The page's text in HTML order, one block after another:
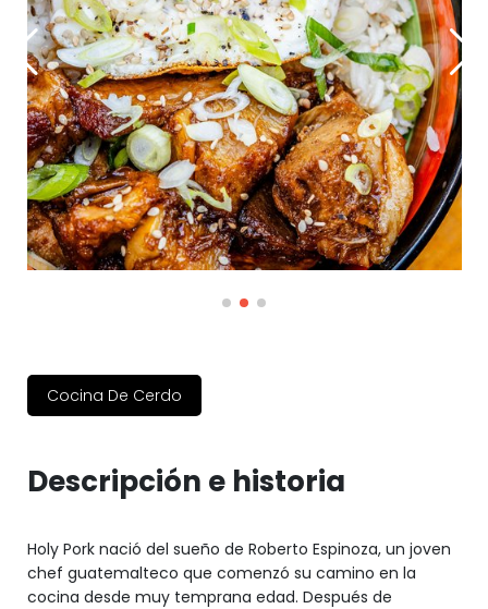
Cocina De Cerdo
Descripción e historia
Holy Pork nació del sueño de Roberto Espinoza, un joven
chef guatemalteco que comenzó su camino en la
cocina desde muy temprana edad. Después de